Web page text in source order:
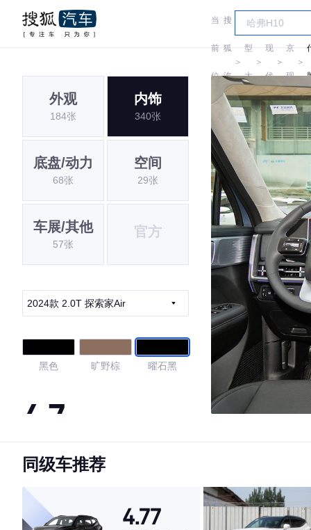
当
前
位
置:
搜
狐
汽
车
＞
车
型
大
全
＞
现
代
＞
京
现
代
＞
外观
184张
内饰
340张
底盘/动力
68张
空间
29张
车展/其他
57张
官方
2024款 2.0T 探索家Air
黑色 旷野棕 曜石黑
4.7
·外观表现一般，低于57%同级车
·空间表现较为优秀，优于62%同级车
同级车推荐
4.77